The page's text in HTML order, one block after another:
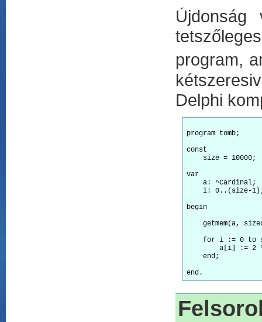
program,
Delphi
program tomb;
const
    size = 10000;
var
    a: ^Cardinal;
i: 0..(size-
begin
getmem(a,
for i := 0 to
a[i] := 2
    end;